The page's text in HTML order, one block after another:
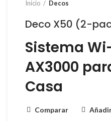
Inicio Decos
Deco X50 (2-
Sistema
AX3000
Casa
Comparar